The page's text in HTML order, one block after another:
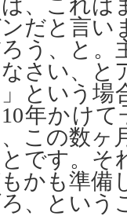
、これは
だと言い
う、と。
なさい、と
という場
年かけ
、この数ヶ
です。そ
かも準備
、という